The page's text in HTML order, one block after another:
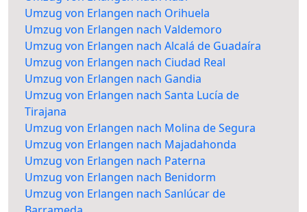
Umzug von Erlangen nach Orihuela
Umzug von Erlangen nach Valdemoro
Umzug von Erlangen nach Alcalá de Guadaíra
Umzug von Erlangen nach Ciudad Real
Umzug von Erlangen nach Gandia
Umzug von Erlangen nach Santa Lucía de
Tirajana
Umzug von Erlangen nach Molina de Segura
Umzug von Erlangen nach Majadahonda
Umzug von Erlangen nach Paterna
Umzug von Erlangen nach Benidorm
Umzug von Erlangen nach Sanlúcar de